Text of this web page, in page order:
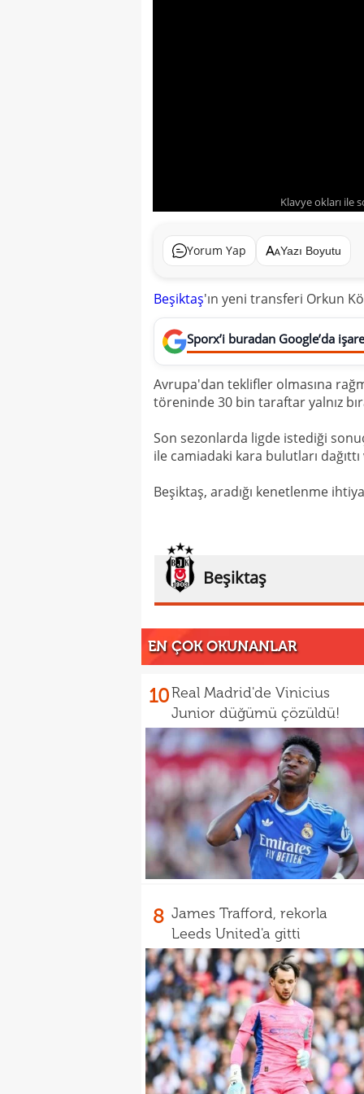
Klavye okları ile
Yorum Yap Yazı Boyutu
Beşiktaş'ın yeni transferi Orkun
Sporx’i buradan Google’da
Avrupa'dan teklifler olmasına
töreninde 30 bin taraftar yalnız
Son sezonlarda ligde istediği
ile camiadaki kara bulutları
Beşiktaş, aradığı kenetlenme
Beşiktaş
EN ÇOK OKUNANLAR
10Real Madrid'de Vinicius
Junior düğümü çözüldü!
8 James Trafford, rekorla
Leeds United'a gitti